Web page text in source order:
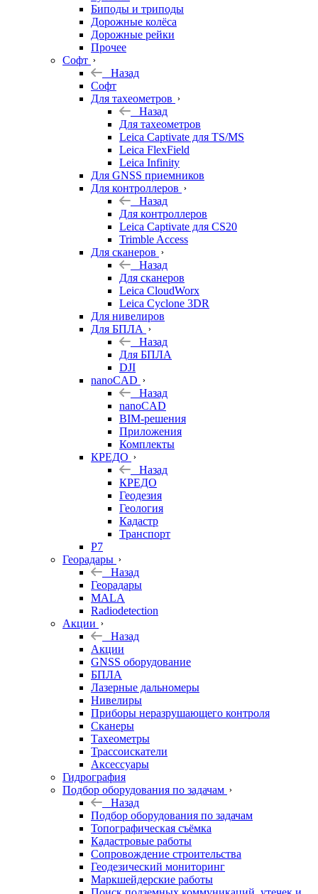
Биподы и триподы
Дорожные колёса
Дорожные рейки
Прочее
Софт
Назад
Софт
Для тахеометров
Назад
Для тахеометров
Leica Captivate для TS/MS
Leica FlexField
Leica Infinity
Для GNSS приемников
Для контроллеров
Назад
Для контроллеров
Leica Captivate для CS20
Trimble Access
Для сканеров
Назад
Для сканеров
Leica CloudWorx
Leica Cyclone 3DR
Для нивелиров
Для БПЛА
Назад
Для БПЛА
DJI
nanoCAD
Назад
nanoCAD
BIM-решения
Приложения
Комплекты
КРЕДО
Назад
КРЕДО
Геодезия
Геология
Кадастр
Транспорт
Р7
Георадары
Назад
Георадары
MALA
Radiodetection
Акции
Назад
Акции
GNSS оборудование
БПЛА
Лазерные дальномеры
Нивелиры
Приборы неразрушающего контроля
Сканеры
Тахеометры
Трассоискатели
Аксессуары
Гидрография
Подбор оборудования по задачам
Назад
Подбор оборудования по задачам
Топографическая съёмка
Кадастровые работы
Сопровождение строительства
Геодезический мониторинг
Маркшейдерские работы